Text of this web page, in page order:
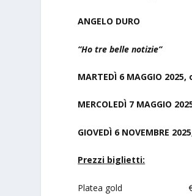
ANGELO DURO
“Ho tre belle notizie”
MARTEDÌ 6 MAGGIO
MERCOLEDÌ 7 MAGGIO
GIOVEDÌ 6 NOVEMBRE
Prezzi biglietti:
Platea gold €